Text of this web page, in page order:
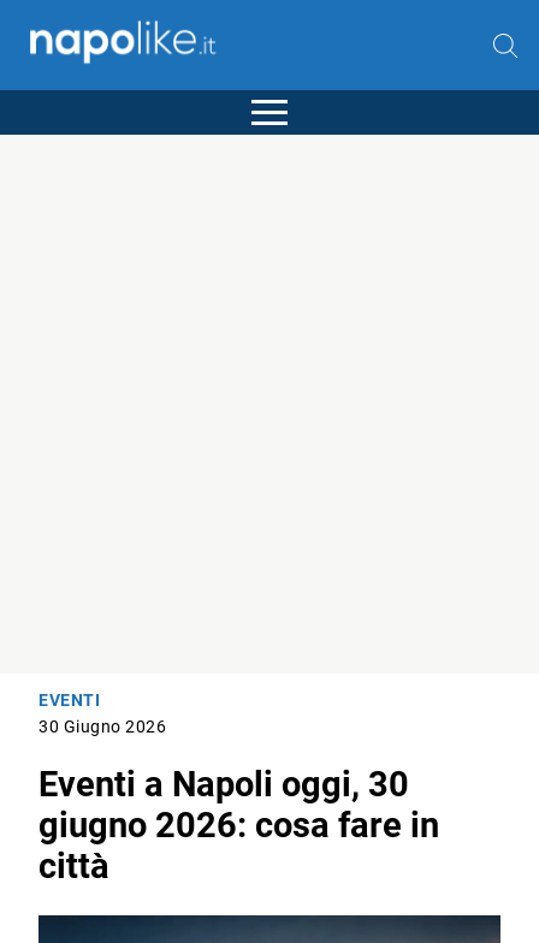
EVENTI
30 Giugno 2026
Eventi a Napoli oggi, 30
giugno 2026: cosa fare in
città